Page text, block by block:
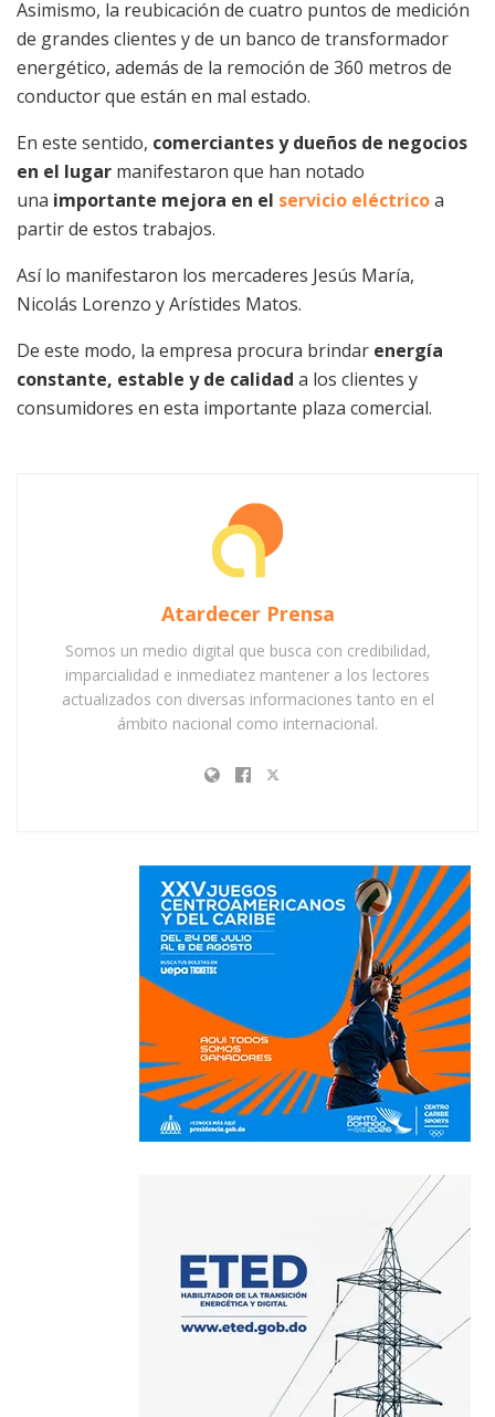
Asimismo, la reubicación de cuatro puntos de medición
de grandes clientes y de un banco de transformador
energético, además de la remoción de 360 metros de
conductor que están en mal estado.
En este sentido, comerciantes y dueños de negocios
en el lugar manifestaron que han notado
una importante mejora en el servicio eléctricoa
partir de estos trabajos.
Así lo manifestaron los mercaderes Jesús María,
Nicolás Lorenzo y Arístides Matos.
De este modo, la empresa procura brindar energía
constante, estable y de calidad a los clientes y
consumidores en esta importante plaza comercial.
Atardecer Prensa
Somos un medio digital que busca con credibilidad,
imparcialidad e inmediatez mantener a los lectores
actualizados con diversas informaciones tanto en el
ámbito nacional como internacional.